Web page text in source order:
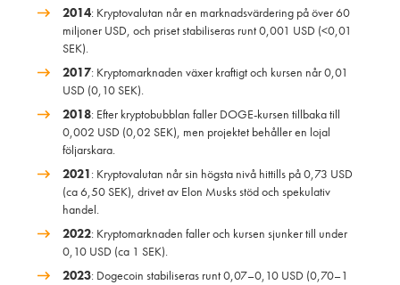
2014: Kryptovalutan når en marknadsvärdering på över 60
miljoner USD, och priset stabiliseras runt 0,001 USD (<0,01
SEK).
2017: Kryptomarknaden växer kraftigt och kursen når 0,01
USD (0,10 SEK).
2018: Efter kryptobubblan faller DOGE-kursen tillbaka till
0,002 USD (0,02 SEK), men projektet behåller en lojal
följarskara.
2021: Kryptovalutan når sin högsta nivå hittills på 0,73 USD
(ca 6,50 SEK), drivet av Elon Musks stöd och spekulativ
handel.
2022: Kryptomarknaden faller och kursen sjunker till under
0,10 USD (ca 1 SEK).
2023: Dogecoin stabiliseras runt 0,07–0,10 USD (0,70–1